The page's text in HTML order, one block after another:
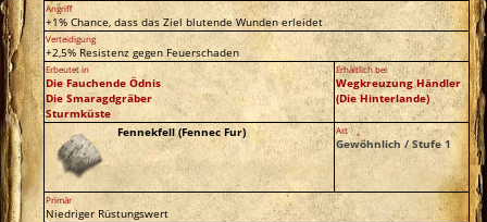
Angriff
+1% Chance, dass das Ziel blutende Wunden erleidet
Verteidigung
+2,5% Resistenz gegen Feuerschaden
Erbeutet in
Die Fauchende Ödnis
Die Smaragdgräber
Sturmküste
Erhältlich bei
Wegkreuzung Händler
(Die Hinterlande)
Fennekfell (Fennec Fur) Art
Gewöhnlich / Stufe 1
Primär
Niedriger Rüstungswert